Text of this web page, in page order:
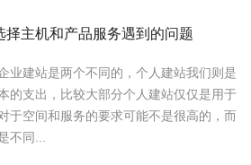
择主机和产品服务遇到的问题
业建站是两个不同的，个人建站我们则是
的支出，比较大部分个人建站仅仅是用于
于空间和服务的要求可能不是很高的，而
不同...